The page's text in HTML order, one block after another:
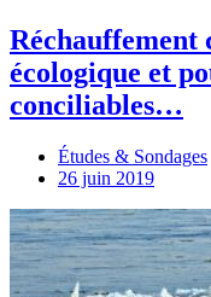
écologique et
conciliables…
Études & Sondages
26 juin 2019